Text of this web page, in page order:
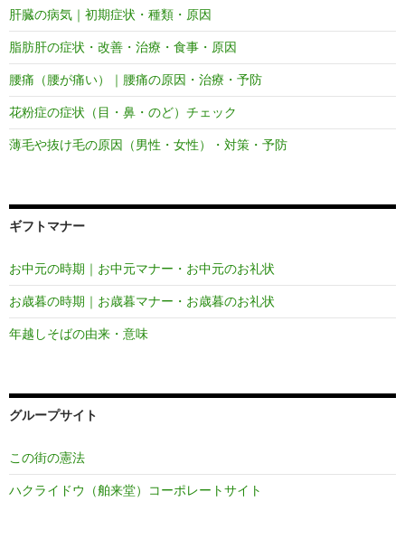
肝臓の病気｜初期症状・種類・原因
脂肪肝の症状・改善・治療・食事・原因
腰痛（腰が痛い）｜腰痛の原因・治療・予防
花粉症の症状（目・鼻・のど）チェック
薄毛や抜け毛の原因（男性・女性）・対策・予防
ギフトマナー
お中元の時期｜お中元マナー・お中元のお礼状
お歳暮の時期｜お歳暮マナー・お歳暮のお礼状
年越しそばの由来・意味
グループサイト
この街の憲法
ハクライドウ（舶来堂）コーポレートサイト